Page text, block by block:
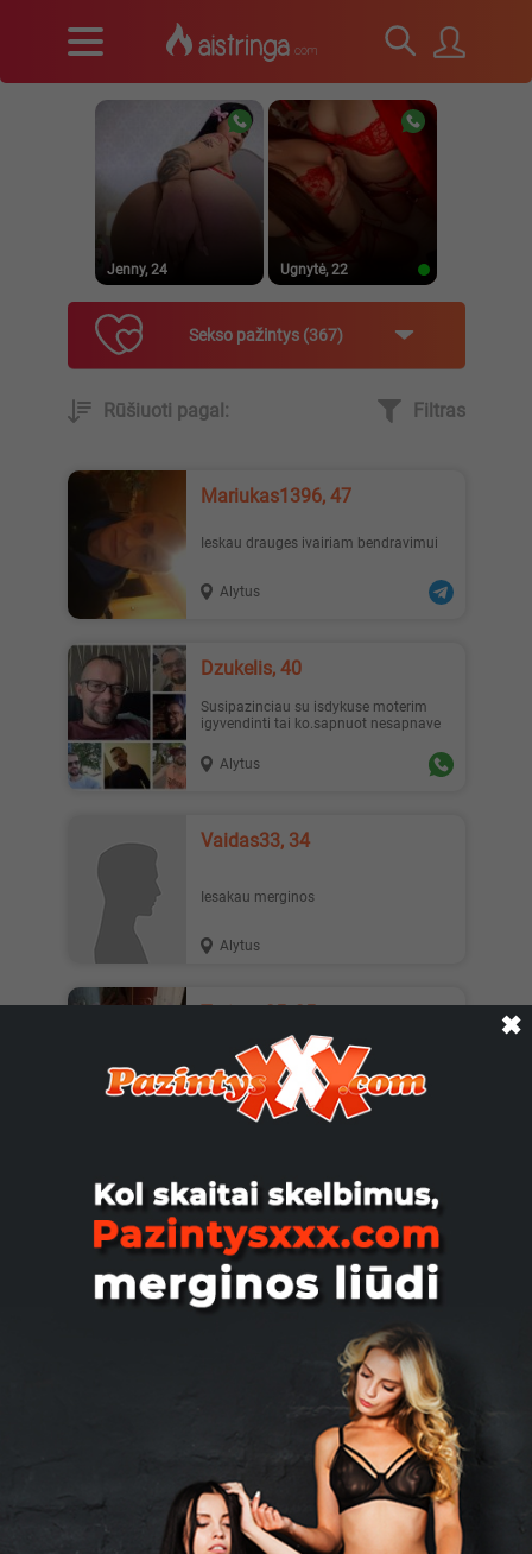
Jenny, 24 Ugnytė, 22
Sekso pažintys 367
Rūšiuoti pagal: Filtras
Mariukas1396, 47
Ieskau drauges ivairiam bendravimui
Alytus
Dzukelis, 40
Susipazinciau su isdykuse moterim
igyvendinti tai ko.sapnuot nesapnave
Alytus
Vaidas33, 34
Iesakau merginos
Alytus
Tatiana25, 25
Я горячая кошка жду тебя
Alytus
Кристина, 30
Кошка ждет тебя
Alytus
Moterim jai tokia esi nesidrovėk
parašyk, ir susipažinsime, miela b...
Mantas232, 35
✖